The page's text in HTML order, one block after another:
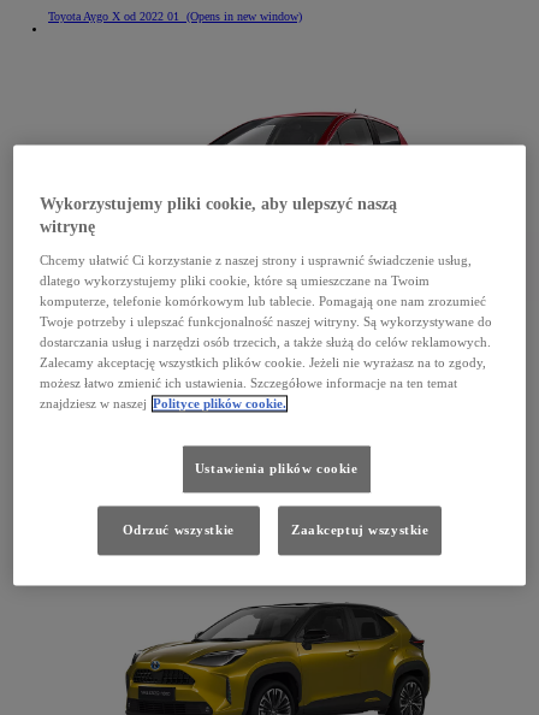
Toyota Aygo X od 2022 01 (Opens in new window)
Toyota Yaris
Toyota Yaris 3 drzwiowy od 2005 08
Toyota Yaris 3 drzwiowy od 2010
Toyota Yaris 3 drzwiowy od 2014 07 do 2017 03
Toyota Yaris 3 drzwiowy od 2017 03
Toyota Yaris 5 drzwiowy od 2005 08
Toyota Yaris 5 drzwiowy od 2014 07 do 2017 03
Toyota Yaris HYBRID 5 drzwiowy od 2017 03
Toyota Yaris HYBRID 5 drzwiowy od 2020 05
Wykorzystujemy pliki cookie, aby ulepszyć naszą
witrynę
Chcemy ułatwić Ci korzystanie z naszej strony i usprawnić świadczenie usług,
dlatego wykorzystujemy pliki cookie, które są umieszczane na Twoim
komputerze, telefonie komórkowym lub tablecie. Pomagają one nam zrozumieć
Twoje potrzeby i ulepszać funkcjonalność naszej witryny. Są wykorzystywane do
dostarczania usług i narzędzi osób trzecich, a także służą do celów reklamowych.
Zalecamy akceptację wszystkich plików cookie. Jeżeli nie wyrażasz na to zgody,
możesz łatwo zmienić ich ustawienia. Szczegółowe informacje na ten temat
znajdziesz w naszej Polityce plików cookie.
Ustawienia plików cookie
Odrzuć wszystkie Zaakceptuj wszystkie